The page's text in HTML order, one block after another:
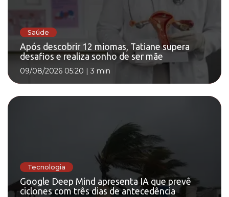
Saúde
Após descobrir 12 miomas, Tatiane supera
desafios e realiza sonho de ser mãe
09/08/2026 05:20 | 3 min
Tecnologia
Google Deep Mind apresenta IA que prevê
ciclones com três dias de antecedência